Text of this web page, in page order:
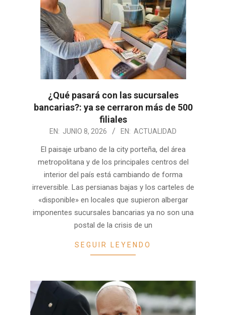
¿Qué pasará con las sucursales
bancarias?: ya se cerraron más de 500
filiales
EN: JUNIO 8, 2026 EN: ACTUALIDAD
El paisaje urbano de la city porteña, del área
metropolitana y de los principales centros del
interior del país está cambiando de forma
irreversible. Las persianas bajas y los carteles de
«disponible» en locales que supieron albergar
imponentes sucursales bancarias ya no son una
postal de la crisis de un
SEGUIR LEYENDO